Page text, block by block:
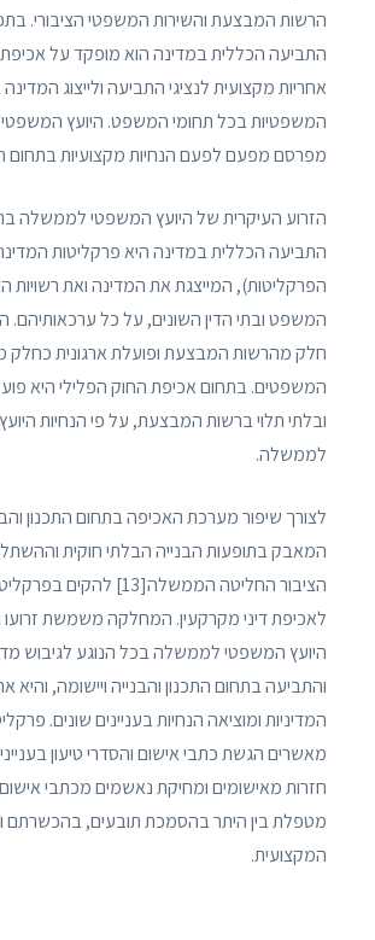
הרשות המבצעת והשירות המשפטי הציבורי.
התביעה הכללית במדינה הוא מופקד על
אחריות מקצועית לנציגי התביעה ולייצוג
המשפטיות בכל תחומי המשפט. היועץ
מפרסם מפעם לפעם הנחיות מקצועיות בתחום
הזרוע העיקרית של היועץ המשפטי לממשלה
התביעה הכללית במדינה היא פרקליטות
הפרקליטות), המייצגת את המדינה ואת רשויות
המשפט ובתי הדין השונים, על כל ערכאותיהם.
חלק מהרשות המבצעת ופועלת ארגונית
המשפטים. בתחום אכיפת החוק הפלילי היא
ובלתי תלוי ברשות המבצעת, על פי הנחיות
לממשלה.
לצורך שיפור מערכת האכיפה בתחום התכנון
המאבק בתופעות הבנייה הבלתי חוקית
הציבור החליטה הממשלה[13]
לאכיפת דיני מקרקעין. המחלקה משמשת
היועץ המשפטי לממשלה בכל הנוגע לגיבוש
והתביעה בתחום התכנון והבנייה ויישומה, והיא
המדיניות ומוציאה הנחיות בעניינים שונים.
מאשרים הגשת כתבי אישום והסדרי טיעון
חזרות מאישומים ומחיקת נאשמים מכתבי
מטפלת בין היתר בהסמכת תובעים,
המקצועית.